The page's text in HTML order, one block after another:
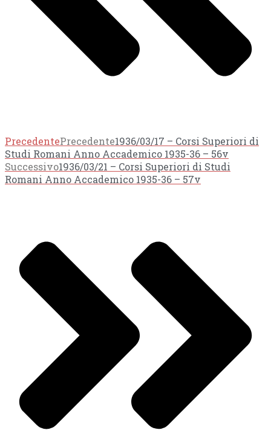
PrecedentePrecedente1936/03/17 – Corsi Superiori di
Studi Romani Anno Accademico 1935-36 – 56v
Successivo1936/03/21 – Corsi Superiori di Studi
Romani Anno Accademico 1935-36 – 57v